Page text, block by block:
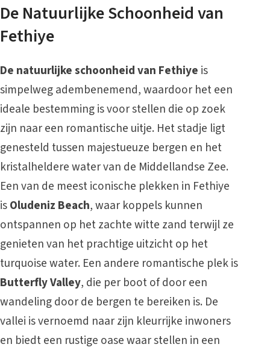
De Natuurlijke Schoonheid van
Fethiye
De natuurlijke schoonheid van Fethiye is
simpelweg adembenemend, waardoor het een
ideale bestemming is voor stellen die op zoek
zijn naar een romantische uitje. Het stadje ligt
genesteld tussen majestueuze bergen en het
kristalheldere water van de Middellandse Zee.
Een van de meest iconische plekken in Fethiye
isOludeniz Beach, waar koppels kunnen
ontspannen op het zachte witte zand terwijl ze
genieten van het prachtige uitzicht op het
turquoise water. Een andere romantische plek is
Butterfly Valley, die per boot of door een
wandeling door de bergen te bereiken is. De
vallei is vernoemd naar zijn kleurrijke inwoners
en biedt een rustige oase waar stellen in een